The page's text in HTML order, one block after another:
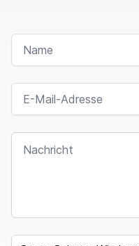
NAME
E-MAIL-ADRESSE
NACHRICHT
F
SPAM CAPTCHA